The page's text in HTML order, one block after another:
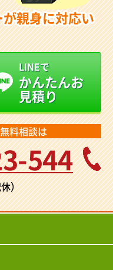
親身に対応い
LINEで
かんたんお
見積り
料相談は
544
）